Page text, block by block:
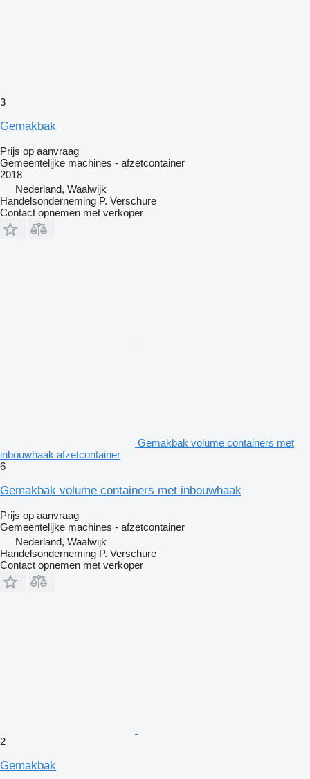
3
Gemakbak
Prijs op aanvraag
Gemeentelijke machines - afzetcontainer
2018
Nederland, Waalwijk
Handelsonderneming P. Verschure
Contact opnemen met verkoper
Gemakbak volume containers met
inbouwhaak afzetcontainer
6
Gemakbak volume containers met inbouwhaak
Prijs op aanvraag
Gemeentelijke machines - afzetcontainer
Nederland, Waalwijk
Handelsonderneming P. Verschure
Contact opnemen met verkoper
2
Gemakbak